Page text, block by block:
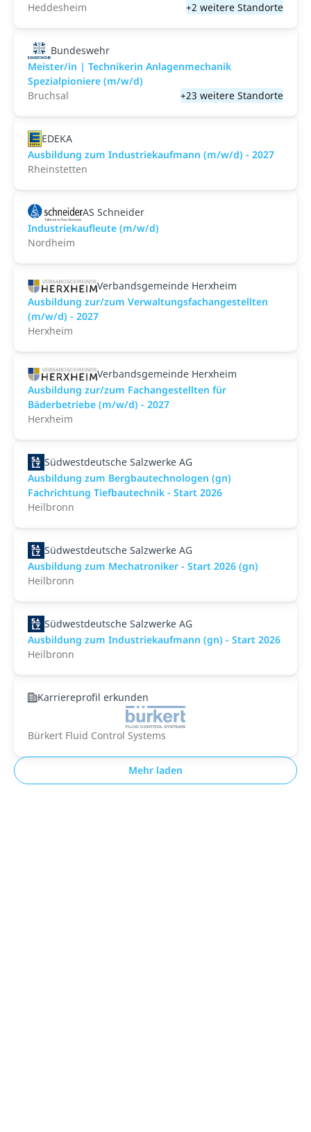
Heddesheim
+2 weitere Standorte
Bundeswehr
Meister/in | Technikerin Anlagenmechanik
Spezialpioniere (m/w/d)
Bruchsal
+23 weitere Standorte
EDEKA
Ausbildung zum Industriekaufmann (m/w/d) - 2027
Rheinstetten
AS Schneider
Industriekaufleute (m/w/d)
Nordheim
Verbandsgemeinde Herxheim
Ausbildung zur/zum Verwaltungsfachangestellten
(m/w/d) - 2027
Herxheim
Verbandsgemeinde Herxheim
Ausbildung zur/zum Fachangestellten für
Bäderbetriebe (m/w/d) - 2027
Herxheim
Südwestdeutsche Salzwerke AG
Ausbildung zum Bergbautechnologen (gn)
Fachrichtung Tiefbautechnik - Start 2026
Heilbronn
Südwestdeutsche Salzwerke AG
Ausbildung zum Mechatroniker - Start 2026 (gn)
Heilbronn
Südwestdeutsche Salzwerke AG
Ausbildung zum Industriekaufmann (gn) - Start 2026
Heilbronn
Karriereprofil erkunden
Bürkert Fluid Control Systems
Mehr laden